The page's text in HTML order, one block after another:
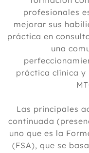
profesionales
mejorar sus
práctica en
una
práctica clínica y
Las principales
continuada
uno que es la
(FSA), que se